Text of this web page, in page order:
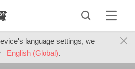
language settings, we
English (Global).